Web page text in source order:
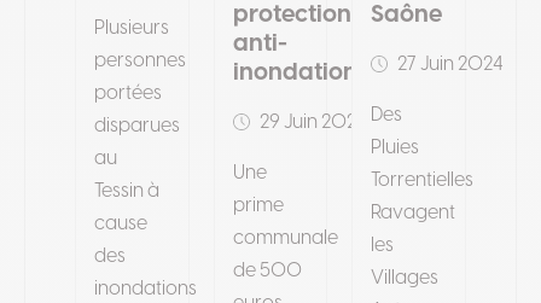
Plusieurs
personnes
portées
disparues
au
Tessin à
cause
des
inondations
protections
anti-
inondation
29 Juin 2024
Une
prime
communale
de 500
Saône
27 Juin 2024
Des
Pluies
Torrentielles
Ravagent
les
Villages